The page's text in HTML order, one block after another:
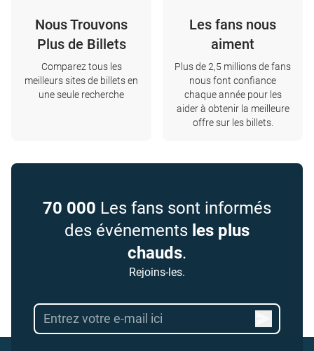
Nous Trouvons
Plus de Billets
Comparez tous les
meilleurs sites de billets en
une seule recherche
Les fans nous
aiment
Plus de 2,5 millions de fans
nous font confiance
chaque année pour les
aider à obtenir la meilleure
offre sur les billets.
70 000 Les fans sont informés
des événements les plus
chauds.
Rejoins-les.